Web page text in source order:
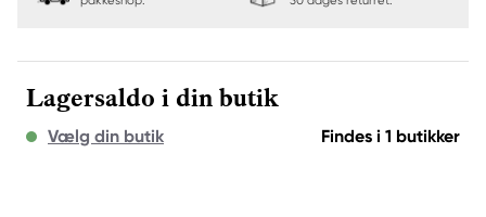
Lagersaldo i din butik
Vælg din butik Findes i 1 butikker